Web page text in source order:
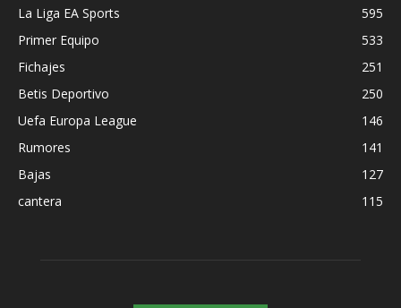
La Liga EA Sports
595
Primer Equipo
533
Fichajes
251
Betis Deportivo
250
Uefa Europa League
146
Rumores
141
Bajas
127
cantera
115